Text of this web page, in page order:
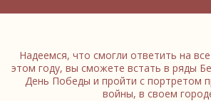
Надеемся, что смогли ответить на
этом году, вы сможете встать в ряды
День Победы и пройти с портретом
войны, в своем